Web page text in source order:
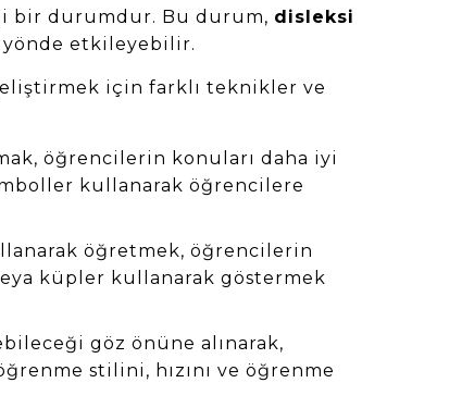
bir durumdur. Bu durum, disleksi
etkileyebilir.
için farklı teknikler ve
öğrencilerin konuları daha iyi
kullanarak öğrencilere
öğretmek, öğrencilerin
küpler kullanarak göstermek
göz önüne alınarak,
stilini, hızını ve öğrenme